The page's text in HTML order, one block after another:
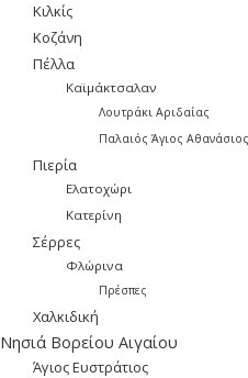
Κιλκίς
Κοζάνη
Πέλλα
Καϊμάκτσαλαν
Λουτράκι Αριδαίας
Παλαιός Άγιος Αθανάσιος
Πιερία
Ελατοχώρι
Κατερίνη
Σέρρες
Φλώρινα
Πρέσπες
Χαλκιδική
Νησιά Βορείου Αιγαίου
Άγιος Ευστράτιος